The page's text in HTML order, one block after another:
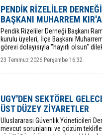
PENDİK RİZELİLER
BAŞKANI MUHARREM
​Pendik Rizeliler Derneği Başkanı
kurulu üyeleri, İlçe Başkanı
görevi dolayısıyla "hayırlı olsun"
23 Temmuz 2026 Perşembe 16:32
UGY'DEN SEKTÖREL
ÜST DÜZEY ZİYARETLER
​Uluslararası Güvenlik Yöneticileri
mevcut sorunlarını ve çözüm